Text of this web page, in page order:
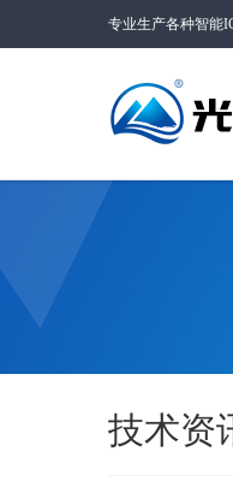
专业生产各种智能
技术资